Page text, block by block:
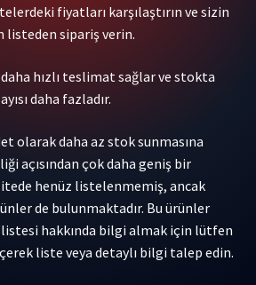
fiyatları karşılaştırın ve sizin
listeden sipariş verin.
hızlı teslimat sağlar ve stokta
daha fazladır.
olarak daha az stok sunmasına
açısından çok daha geniş bir
henüz listelenmemiş, ancak
de bulunmaktadır. Bu ürünler
listesi hakkında bilgi almak için lütfen
liste veya detaylı bilgi talep edin.